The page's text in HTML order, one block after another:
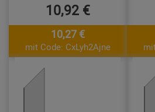
10,92 €
10,27 €
mit Code: CxLyh2Ajne